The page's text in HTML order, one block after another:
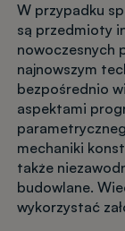
W przypadku
są przedmioty
nowoczesnych
najnowszym
bezpośrednio
aspektami
mechaniki
także
budowlane.
wykorzystać